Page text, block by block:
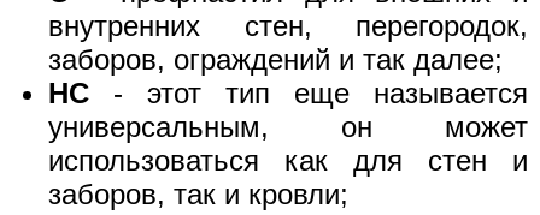
внутренних стен, перегородок,
заборов, ограждений и так далее;
НС - этот тип еще называется
универсальным, он может
использоваться как для стен и
заборов, так и кровли;